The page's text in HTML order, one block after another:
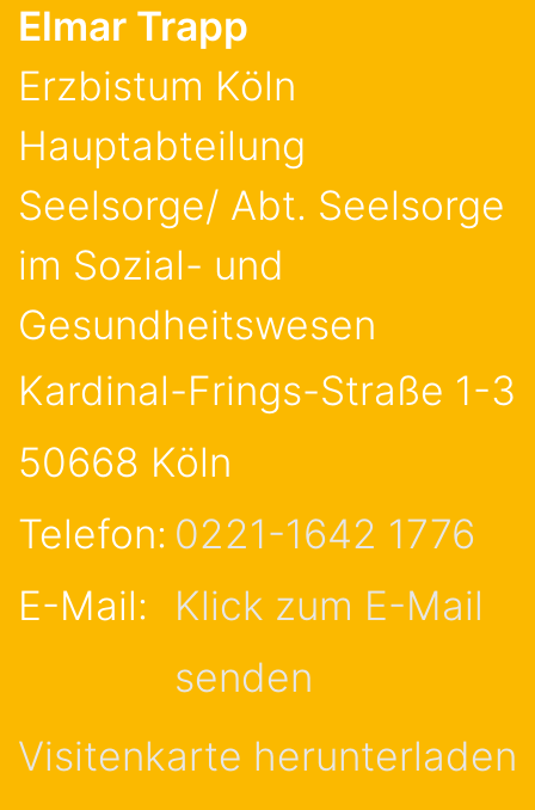
Elmar Trapp
Erzbistum Köln
Hauptabteilung
Seelsorge/ Abt. Seelsorge
im Sozial- und
Gesundheitswesen
Kardinal-Frings-Straße 1-3
50668 Köln
Telefon: 0221-1642 1776
E-Mail:
Klick zum E-Mail
senden
Visitenkarte herunterladen